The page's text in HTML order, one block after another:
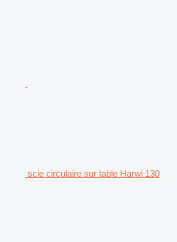
scie circulaire sur table Harwi 130